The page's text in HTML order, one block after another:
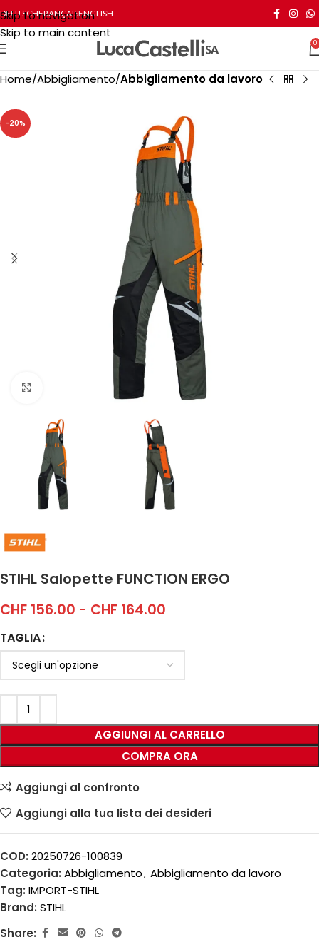
Skip to navigation
Skip to main content
DEUTSCHFRANÇAISENGLISH
0
Home Abbigliamento Abbigliamento da lavoro
-20%
Click to enlarge
STIHL Salopette FUNCTION ERGO
CHF 156.00 - CHF 164.00
TAGLIA
AGGIUNGI AL CARRELLO
COMPRA ORA
Aggiungi al confronto
Aggiungi alla tua lista dei desideri
COD: 20250726-100839
Categoria: Abbigliamento, Abbigliamento da lavoro
Tag: IMPORT-STIHL
Brand: STIHL
Share: